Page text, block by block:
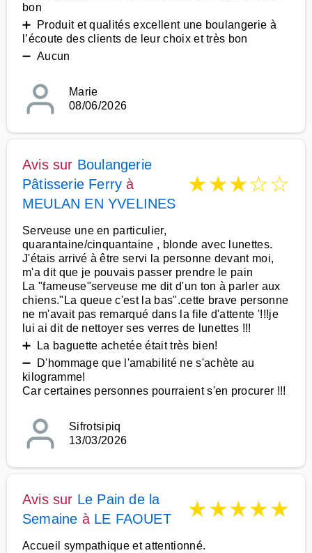
bon
➕ Produit et qualités excellent une boulangerie à
l’écoute des clients de leur choix et très bon
➖ Aucun
Marie
08/06/2026
Avis sur Boulangerie
Pâtisserie Ferry à
MEULAN EN YVELINES
★★★☆☆
Serveuse une en particulier,
quarantaine/cinquantaine , blonde avec lunettes.
J'étais arrivé à être servi la personne devant moi,
m'a dit que je pouvais passer prendre le pain
La "fameuse"serveuse me dit d'un ton à parler aux
chiens."La queue c'est la bas".cette brave personne
ne m'avait pas remarqué dans la file d'attente '!!!je
lui ai dit de nettoyer ses verres de lunettes !!!
➕ La baguette achetée était très bien!
➖ D'hommage que l'amabilité ne s'achète au
kilogramme!
Car certaines personnes pourraient s'en procurer !!!
Sifrotsipiq
13/03/2026
Avis sur Le Pain de la
Semaine à LE FAOUET ★★★★★
Accueil sympathique et attentionné.